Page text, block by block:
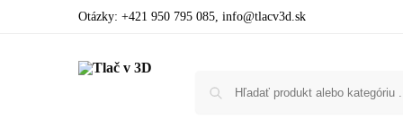
Otázky: +421 950 795 085, info@tlacv3d.sk